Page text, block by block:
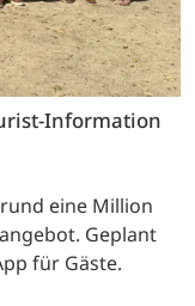
Information
eine Million
Geplant
für Gäste.